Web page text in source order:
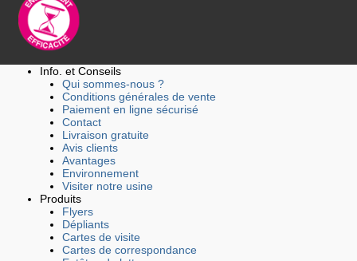
Info. et Conseils
Qui sommes-nous ?
Conditions générales de vente
Paiement en ligne sécurisé
Contact
Livraison gratuite
Avis clients
Avantages
Environnement
Visiter notre usine
Produits
Flyers
Dépliants
Cartes de visite
Cartes de correspondance